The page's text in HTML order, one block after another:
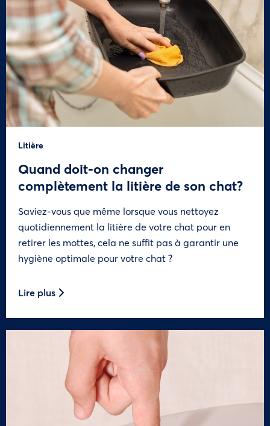
Litière
Quand doit-on changer
complètement la litière de son chat?
Saviez-vous que même lorsque vous nettoyez
quotidiennement la litière de votre chat pour en
retirer les mottes, cela ne suffit pas à garantir une
hygiène optimale pour votre chat ?
Lire plus